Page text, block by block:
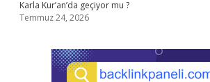
Karla Kur’an’da geçiyor mu ?
Temmuz 24, 2026